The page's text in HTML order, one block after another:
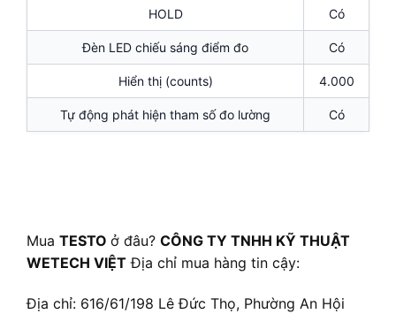
HOLD Có
Đèn LED chiếu sáng điểm đo Có
Hiển thị (counts) 4.000
Tự động phát hiện tham số đo lường Có
Mua TESTO ở đâu? CÔNG TY TNHH KỸ THUẬT
WETECH VIỆT Địa chỉ mua hàng tin cậy:
Địa chỉ: 616/61/198 Lê Đức Thọ, Phường An Hội